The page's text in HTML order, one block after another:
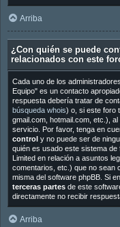
Arriba
¿Con quién se puede
relacionados con este
Cada uno de los
Equipo" es un contacto
respuesta debería tratar de
búsqueda whois) o, si este foro
gmail.com, hotmail.com, etc.),
servicio. Por favor, tenga en
controly no puede ser de
quién es usado este sistema
Limited en relación a asuntos
comentarios, etc.) que no sean
misma del software phpBB. Si
terceras partesde este
directamente no recibir
Arriba